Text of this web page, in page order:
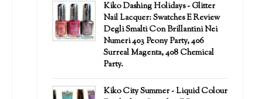
Kiko Dashing Holidays - Glitter
Nail Lacquer: Swatches E Review
Degli Smalti Con Brillantini Nei
Numeri 403 Peony Party, 406
Surreal Magenta, 408 Chemical
Party.
Kiko City Summer - Liquid Colour